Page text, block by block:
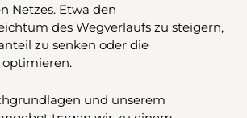
Netzes. Etwa den
des Wegverlaufs zu steigern,
zu senken oder die
und unserem